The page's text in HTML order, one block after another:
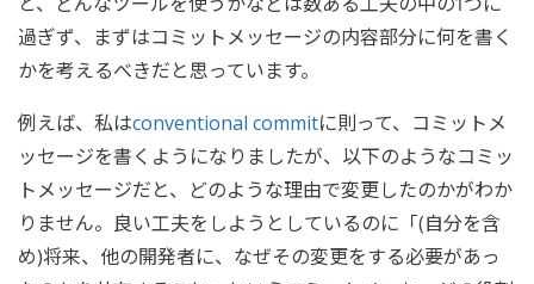
過ぎず、まずはコミットメッセージの内容部分に何を書く
かを考えるべきだと思っています。
例えば、私はconventional commitに則って、コミットメ
ッセージを書くようになりましたが、以下のようなコミッ
トメッセージだと、どのような理由で変更したのかがわか
りません。良い工夫をしようとしているのに「(自分を含
め)将来、他の開発者に、なぜその変更をする必要があっ